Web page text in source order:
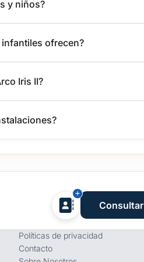
y niños?
ofrecen?
Iris II?
Consultar
Empresa
Términos y condiciones
Políticas de privacidad
Contacto